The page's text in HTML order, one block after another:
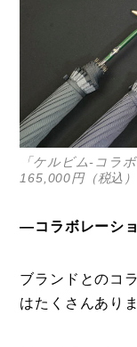
「ケルビム-コラ
165,000円（税込）
―コラボレーシ
ブランドとのコ
はたくさんありま